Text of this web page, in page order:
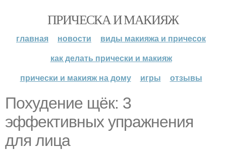
ПРИЧЕСКА И МАКИЯЖ
главная новости
виды макияжа и причесок
как делать прически и макияж
прически и макияж на дому
игры отзывы
Похудение щёк: 3
эффективных упражнения
для лица